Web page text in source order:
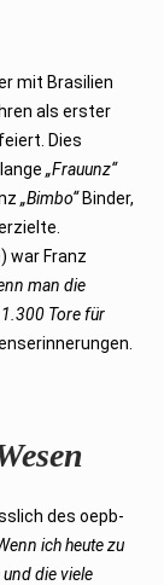
mit Brasilien
als erster
Dies
„Frauunz“
„Bimbo“Binder,
war Franz
man die
Tore für
des oepb-
ich heute zu
die viele